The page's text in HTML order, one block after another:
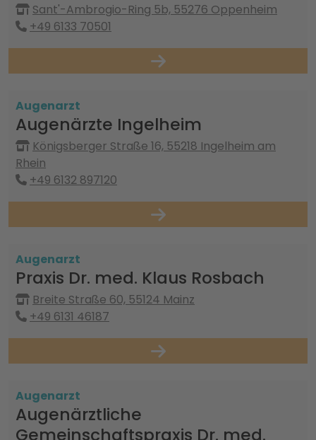
Sant'-Ambrogio-Ring 5b, 55276 Oppenheim
+49 6133 70501
Augenarzt
Augenärzte Ingelheim
Königsberger Straße 16, 55218 Ingelheim am
Rhein
+49 6132 897120
Augenarzt
Praxis Dr. med. Klaus Rosbach
Breite Straße 60, 55124 Mainz
+49 6131 46187
Augenarzt
Augenärztliche
Gemeinschaftspraxis Dr. med.